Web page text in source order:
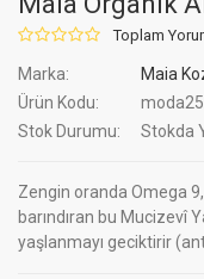
Toplam
Marka:
Maia
Ürün Kodu:
Stok Durumu:
Stokda
Zengin oranda Omega
barındıran bu Mucizevî
yaşlanmayı geciktirir